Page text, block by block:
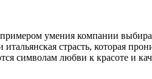
примером умения компании
страсть, которая
символам любви к красоте и